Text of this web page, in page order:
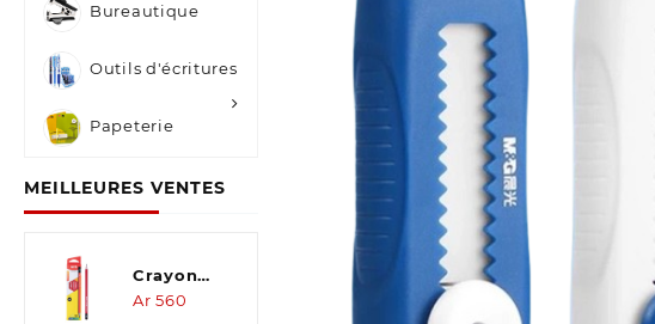
Bureautique
Outils d'écritures
Papeterie
MEILLEURES VENTES
Crayon
Hex. en
Ar 560